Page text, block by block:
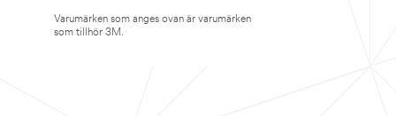
Varumärken som anges ovan är varumärken
som tillhör 3M.